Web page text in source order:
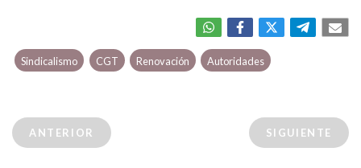
Sindicalismo CGT Renovación Autoridades
ANTERIOR SIGUIENTE